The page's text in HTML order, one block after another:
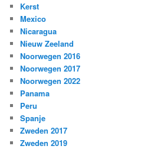
Kerst
Mexico
Nicaragua
Nieuw Zeeland
Noorwegen 2016
Noorwegen 2017
Noorwegen 2022
Panama
Peru
Spanje
Zweden 2017
Zweden 2019